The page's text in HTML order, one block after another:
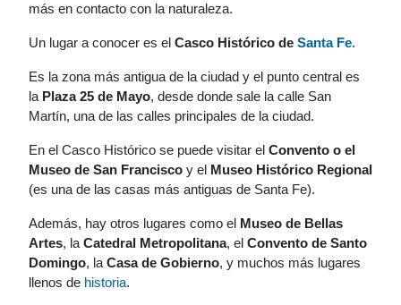
más en contacto con la naturaleza.
Un lugar a conocer es el Casco Histórico de Santa Fe.
Es la zona más antigua de la ciudad y el punto central es
la Plaza 25 de Mayo, desde donde sale la calle San
Martín, una de las calles principales de la ciudad.
En el Casco Histórico se puede visitar el Convento o el
Museo de San Francisco y el Museo Histórico Regional
(es una de las casas más antiguas de Santa Fe).
Además, hay otros lugares como el Museo de Bellas
Artes, la Catedral Metropolitana, el Convento de Santo
Domingo, la Casa de Gobierno, y muchos más lugares
llenos de historia.